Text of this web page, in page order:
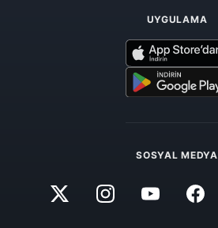
UYGULAMA
SOSYAL MEDYA